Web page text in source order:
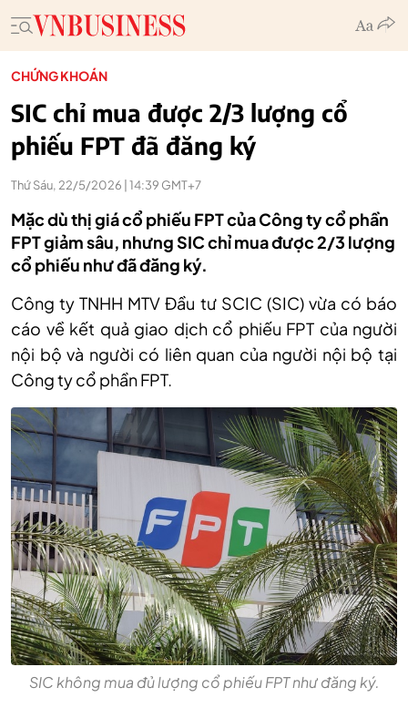
CHỨNG KHOÁN
SIC chỉ mua được 2/3 lượng cổ
phiếu FPT đã đăng ký
Thứ Sáu, 22/5/2026 | 14:39 GMT+7
Mặc dù thị giá cổ phiếu FPT của Công ty cổ phần
FPT giảm sâu, nhưng SIC chỉ mua được 2/3 lượng
cổ phiếu như đã đăng ký.
Công ty TNHH MTV Đầu tư SCIC (SIC) vừa có báo
cáo về kết quả giao dịch cổ phiếu FPT của người
nội bộ và người có liên quan của người nội bộ tại
Công ty cổ phần FPT.
SIC không mua đủ lượng cổ phiếu FPT như đăng ký.